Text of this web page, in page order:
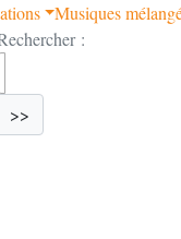
Musiques
:
>>